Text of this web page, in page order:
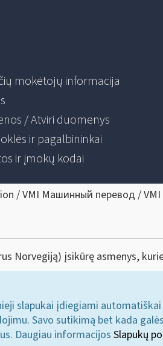
mokėtojų informacija
/ Atviri duomenys
ir pagalbininkai
ir įmokų kodai
/ VMI Машинный перевод /
Norvegiją) įsikūrę asmenys,
slapukai įdiegiami
Savo sutikimą bet kada
Daugiau informacijos Slapukų